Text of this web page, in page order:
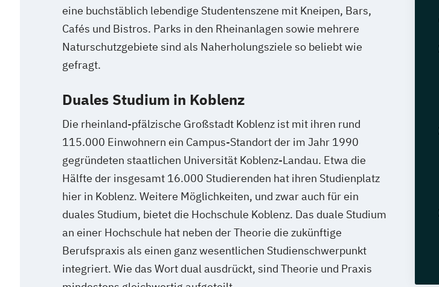
eine buchstäblich lebendige Studentenszene mit Kneipen, Bars,
Cafés und Bistros. Parks in den Rheinanlagen sowie mehrere
Naturschutzgebiete sind als Naherholungsziele so beliebt wie
gefragt.
Duales Studium in Koblenz
Die rheinland-pfälzische Großstadt Koblenz ist mit ihren rund
115.000 Einwohnern ein Campus-Standort der im Jahr 1990
gegründeten staatlichen Universität Koblenz-Landau. Etwa die
Hälfte der insgesamt 16.000 Studierenden hat ihren Studienplatz
hier in Koblenz. Weitere Möglichkeiten, und zwar auch für ein
duales Studium, bietet die Hochschule Koblenz. Das duale Studium
an einer Hochschule hat neben der Theorie die zukünftige
Berufspraxis als einen ganz wesentlichen Studienschwerpunkt
integriert. Wie das Wort dual ausdrückt, sind Theorie und Praxis